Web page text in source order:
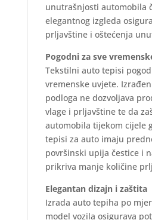
unutrašnjosti automobila
elegantnog izgleda
prljavštine i oštećenja
Pogodni za sve
Tekstilni auto tepisi
vremenske uvjete.
podloga ne dozvoljava
vlage i prljavštine te da
automobila tijekom cijele
tepisi za auto imaju
površinski upija čestice i
prikriva manje količine
Elegantan dizajn i zaštita
Izrada auto tepiha po
model vozila osigurava